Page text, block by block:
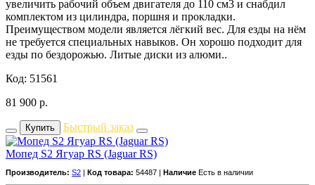
увеличить рабочий объем двигателя до 110 см3 и снабдил
комплектом из цилиндра, поршня и прокладки.
Преимуществом модели является лёгкий вес. Для езды на нём
не требуется специальных навыков. Он хорошо подходит для
езды по бездорожью. Литые диски из алюми..
Код: 51561
81 900 р.
Купить Быстрый заказ
Мопед S2 Ягуар RS (Jaguar RS)
Производитель: S2 | Код товара: 54487 | Наличие Есть в наличии